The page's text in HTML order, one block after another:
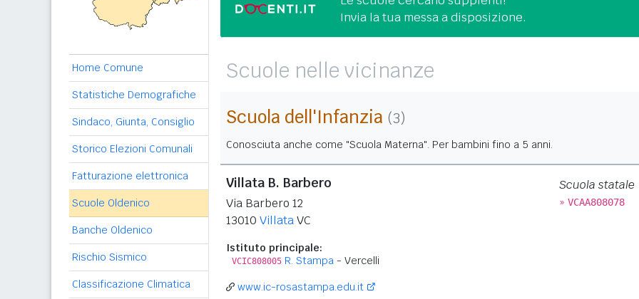
Home Comune
Statistiche Demografiche
Sindaco, Giunta, Consiglio
Storico Elezioni Comunali
Fatturazione elettronica
Scuole Oldenico
Banche Oldenico
Rischio Sismico
Classificazione Climatica
Invia la tua messa a disposizione.
Scuole nelle vicinanze
Scuola dell'Infanzia (3)
Conosciuta anche come "Scuola Materna". Per bambini fino a 5 anni.
Villata B. Barbero
Via Barbero 12
13010 VillataVC
Istituto principale:
VCIC808005 R. Stampa - Vercelli
Scuola statale
» VCAA808078
www.ic-rosastampa.edu.it